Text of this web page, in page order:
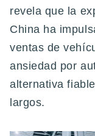
revela que la
China ha
ventas de
ansiedad por
alternativa
largos.